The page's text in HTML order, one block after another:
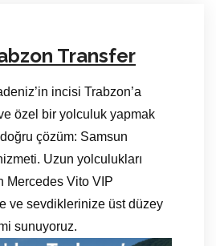
Transfer
incisi Trabzon’a
özel bir yolculuk yapmak
çözüm: Samsun
Uzun yolculukları
Mercedes Vito VIP
ve sevdiklerinize üst düzey
sunuyoruz.